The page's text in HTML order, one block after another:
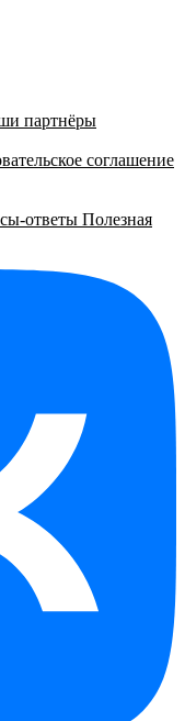
партнёры
соглашение
ответы Полезная